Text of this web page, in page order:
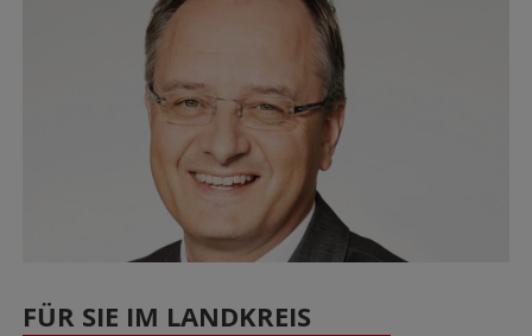
FÜR SIE IM LANDKREIS